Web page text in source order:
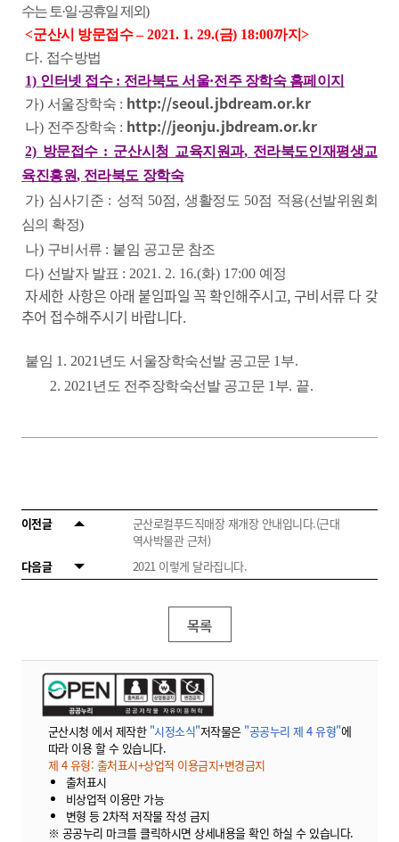
수는 토·일·공휴일 제외)
<군산시 방문접수–2021. 1. 29.(금) 18:00까지>
다. 접수방법
1) 인터넷 접수 : 전라북도 서울·전주 장학숙 홈페이지
가) 서울장학숙 : http://seoul.jbdream.or.kr
나) 전주장학숙 : http://jeonju.jbdream.or.kr
2) 방문접수 : 군산시청 교육지원과, 전라북도인재평생교
육진흥원, 전라북도 장학숙
가) 심사기준 : 성적 50점,생활정도 50점 적용(선발위원회
심의 확정)
나) 구비서류 : 붙임 공고문 참조
다) 선발자 발표 : 2021. 2. 16.(화) 17:00 예정
자세한 사항은 아래 붙임파일 꼭 확인해주시고, 구비서류 다 갖
추어 접수해주시기 바랍니다.
붙임 1. 2021 년도 서울장학숙선발 공고문 1 부.
2. 2021 년도 전주장학숙선발 공고문 1 부. 끝.
이전글
군산로컬푸드직매장 재개장 안내입니다.(근대
역사박물관 근처)
다음글
2021 이렇게 달라집니다.
목록
군산시청 에서 제작한 "시정소식"저작물은 "공공누리 제 4 유형"에
따라 이용 할 수 있습니다.
제 4 유형: 출처표시+상업적 이용금지+변경금지
출처표시
비상업적 이용만 가능
변형 등 2차적 저작물 작성 금지
※ 공공누리 마크를 클릭하시면 상세내용을 확인 하실 수 있습니다.